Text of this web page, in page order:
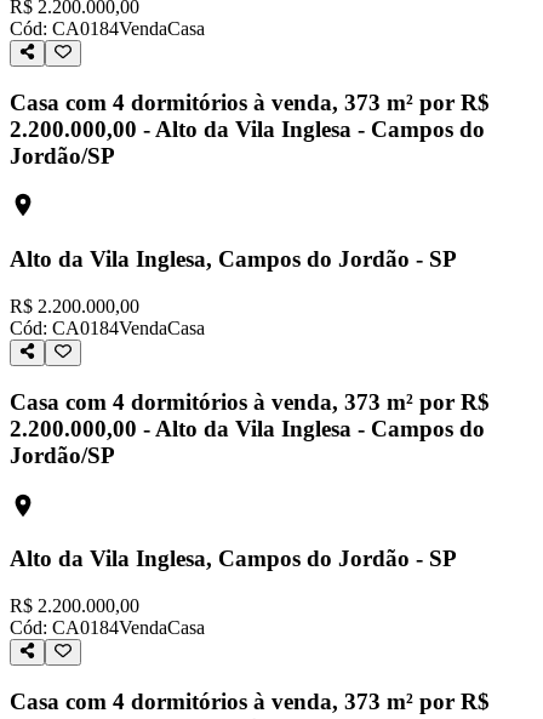
R$ 2.200.000,00
Cód: CA0184VendaCasa
Casa com 4 dormitórios à venda, 373 m² por R$
2.200.000,00 - Alto da Vila Inglesa - Campos do
Jordão/SP
Alto da Vila Inglesa, Campos do Jordão - SP
R$ 2.200.000,00
Cód: CA0184VendaCasa
Casa com 4 dormitórios à venda, 373 m² por R$
2.200.000,00 - Alto da Vila Inglesa - Campos do
Jordão/SP
Alto da Vila Inglesa, Campos do Jordão - SP
R$ 2.200.000,00
Cód: CA0184VendaCasa
Casa com 4 dormitórios à venda, 373 m² por R$